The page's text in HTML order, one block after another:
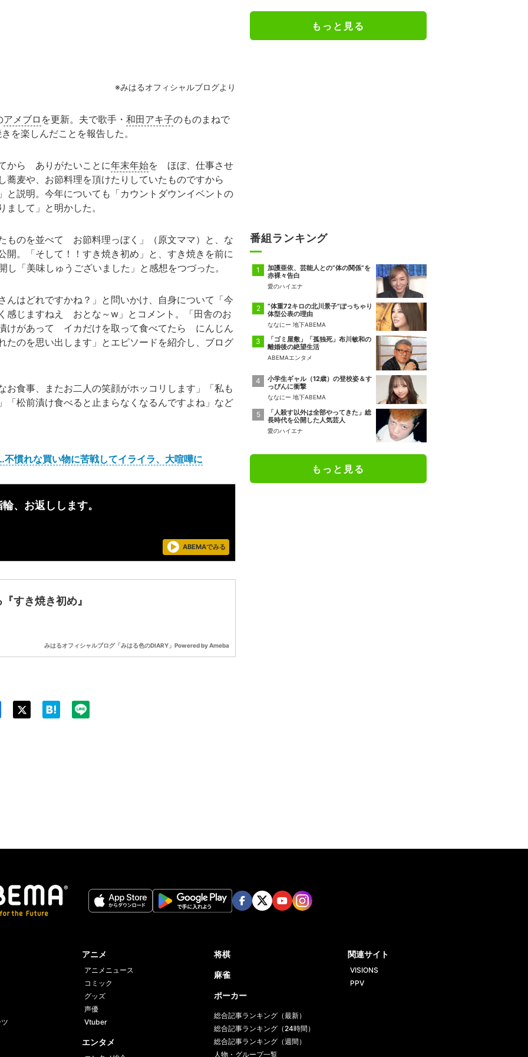
※みはるオフィシャルブログより
アメブロ を更新。夫で歌手・ 和田アキ子のものまねで
を楽しんだことを報告した。
から ありがたいことに年末年始を ほぼ、仕事させ
麦や、お節料理を頂けたりしていたものですから
と説明。今年についても「カウントダウンイベントの
して」と明かした。
のを並べて お節料理っぼく」（原文ママ）と、な
開。「そして！！すき焼き初め」と、すき焼きを前に
「美味しゅうございました」と感想をつづった。
はどれですかね？」と問いかけ、自身について「今
感じますねえ おとな～w」とコメント。「田舎のお
けがあって イカだけを取って食べてたら にんじん
のを思い出します」とエピソードを紹介し、ブログ
食事、またお二人の笑顔がホッコリします」「私も
「松前漬け食べると止まらなくなるんですよね」など
慣れな買い物に苦戦してイライラ、大喧嘩に
、お返しします。
ABEMAでみる
すき焼き初め』
みはるオフィシャルブログ「みはる色のDIARY」Powered by Ameba
もっと見る
番組ランキング
加護亜依、芸能人との“体の関係”を
赤裸々告白
愛のハイエナ
“体重72キロの北川景子”ぽっちゃり
体型公表の理由
ななにー 地下ABEMA
「ゴミ屋敷」「孤独死」布川敏和の
離婚後の絶望生活
ABEMAエンタメ
小学生ギャル（12歳）の登校姿＆す
っぴんに衝撃
ななにー 地下ABEMA
「人殺す以外は全部やってきた」総
長時代を公開した人気芸人
愛のハイエナ
もっと見る
アニメ
アニメニュース
コミック
グッズ
声優
Vtuber
エンタメ
将棋
麻雀
ポーカー
総合記事ランキング（最新）
総合記事ランキング（24時間）
総合記事ランキング（週間）
人物・グループ一覧
関連サイト
VISIONS
PPV